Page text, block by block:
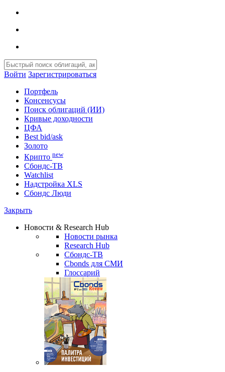
Войти Зарегистрироваться
Портфель
Консенсусы
Поиск облигаций (ИИ)
Кривые доходности
ЦФА
Best bid/ask
Золото
Крипто new
Сбондс-ТВ
Watchlist
Надстройка XLS
Сбондс Люди
Закрыть
Новости & Research Hub
Новости рынка
Research Hub
Сбондс-ТВ
Cbonds для СМИ
Глоссарий